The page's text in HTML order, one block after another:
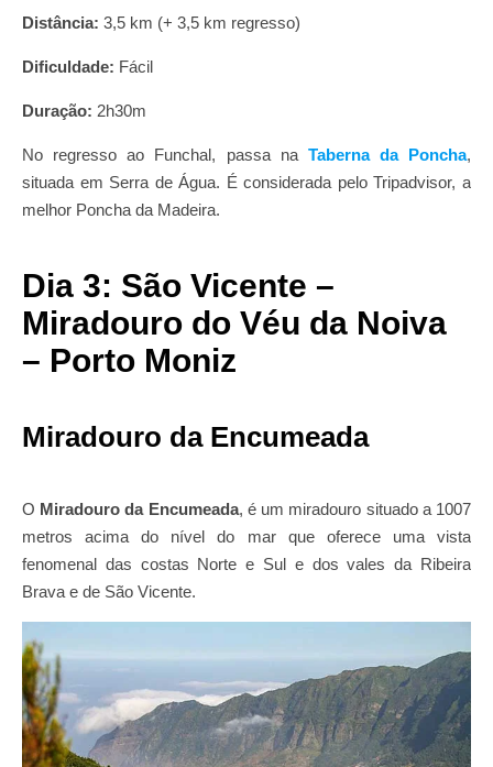
Distância: 3,5 km (+ 3,5 km regresso)
Dificuldade: Fácil
Duração: 2h30m
No regresso ao Funchal, passa na Taberna da Poncha,
situada em Serra de Água. É considerada pelo Tripadvisor, a
melhor Poncha da Madeira.
Dia 3: São Vicente –
Miradouro do Véu da Noiva
– Porto Moniz
Miradouro da Encumeada
O Miradouro da Encumeada, é um miradouro situado a 1007
metros acima do nível do mar que oferece uma vista
fenomenal das costas Norte e Sul e dos vales da Ribeira
Brava e de São Vicente.